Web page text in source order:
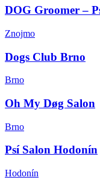
DOG Groomer –
Znojmo
Dogs Club Brno
Brno
Oh My Døg Salon
Brno
Psí Salon Hodonín
Hodonín